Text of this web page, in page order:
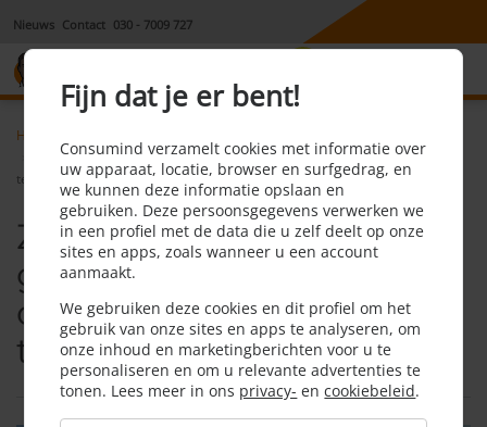
Nieuws Contact 030 - 7009 727
Home
Zonnepaneleneigenaren geconfronteerd met opkomende
terugleverkosten
Zonnepaneleneigenaren
geconfronteerd met
opkomende
terugleverkosten
Fijn dat je er bent!
Consumind verzamelt cookies met informatie over
uw apparaat, locatie, browser en surfgedrag, en
we kunnen deze informatie opslaan en
gebruiken. Deze persoonsgegevens verwerken we
in een profiel met de data die u zelf deelt op onze
sites en apps, zoals wanneer u een account
aanmaakt.
We gebruiken deze cookies en dit profiel om het
gebruik van onze sites en apps te analyseren, om
onze inhoud en marketingberichten voor u te
personaliseren en om u relevante advertenties te
tonen. Lees meer in ons privacy- encookiebeleid.